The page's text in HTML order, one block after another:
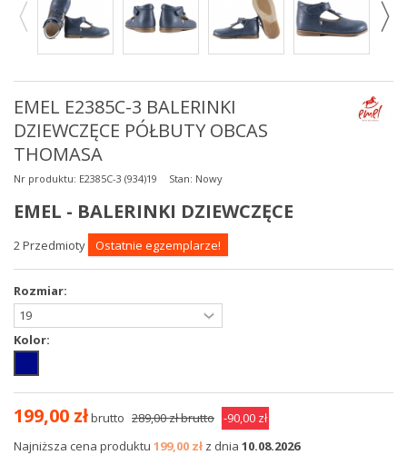
EMEL E2385C-3 BALERINKI
DZIEWCZĘCE PÓŁBUTY OBCAS
THOMASA
Nr produktu: E2385C-3 (934)19 Stan: Nowy
EMEL - BALERINKI DZIEWCZĘCE
2Przedmioty Ostatnie egzemplarze!
Rozmiar:
Kolor:
199,00 złbrutto 289,00 złbrutto -90,00 zł
Najniższa cena produktu 199,00 zł z dnia 10.08.2026